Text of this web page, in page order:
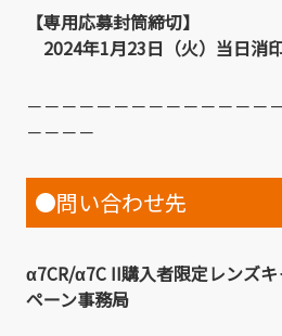
【専用応募封筒締切】
2024年1月23日（火）当日消
－－－－－－－－－－－－－－
－－－－
●問い合わせ先
α7CR/α7C II購入者限定レンズ
ペーン事務局